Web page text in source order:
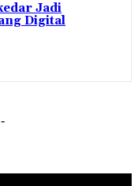
Jadi
Digital